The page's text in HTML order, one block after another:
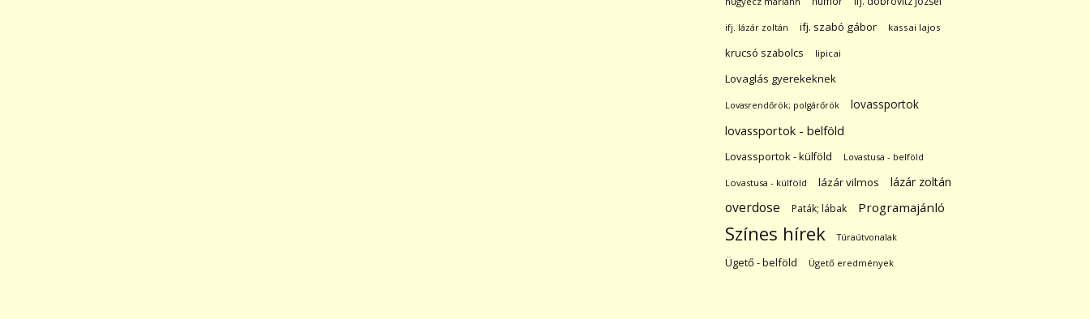
ifj. lázár zoltán ifj. szabó gábor kassai lajos
krucsó szabolcs lipicai
Lovaglás gyerekeknek
Lovasrendőrök; polgárőrök
lovassportok
lovassportok - belföld
Lovassportok - külföld Lovastusa - belföld
Lovastusa - külföld lázár vilmos lázár zoltán
overdose Paták; lábak Programajánló
Színes hírek Túraútvonalak
Ügető - belföld Ügető eredmények